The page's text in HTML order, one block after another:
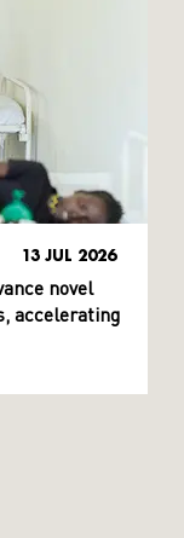
13 JUL 2026
novel
accelerating